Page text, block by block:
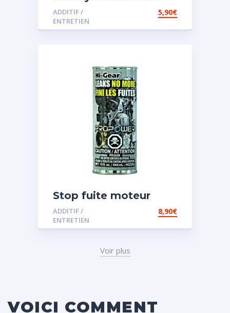
ADDITIF /
ENTRETIEN
5,90€
Stop fuite moteur
ADDITIF /
ENTRETIEN
8,90€
Voir plus
VOICI COMMENT